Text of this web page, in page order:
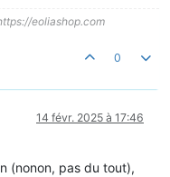
eoliashop.com
0
14 févr. 2025 à 17:46
(nonon, pas du tout),